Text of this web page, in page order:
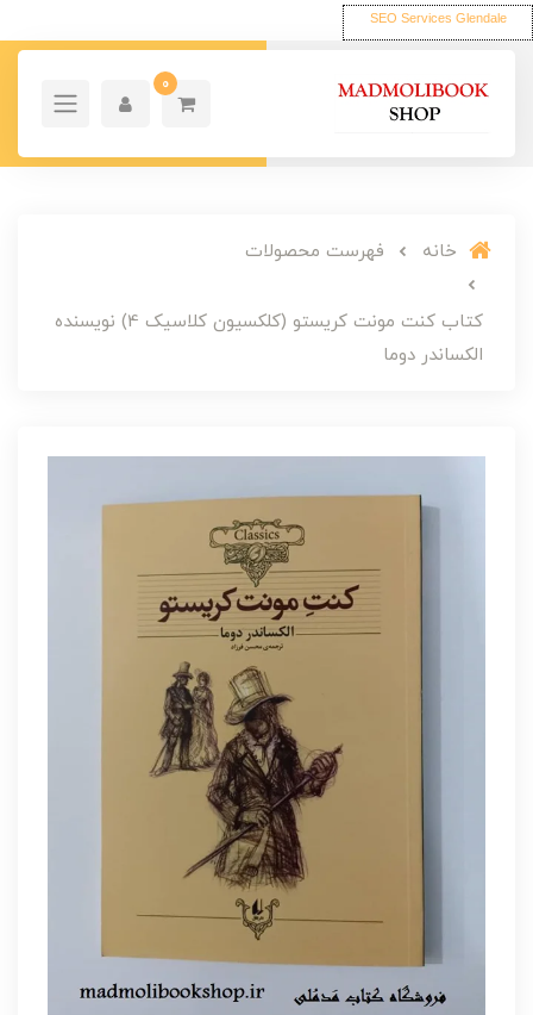
SEO Services Glendale
0
خانه فهرست محصولات
کتاب کنت مونت کریستو (کلکسیون کلاسیک 4) نویسنده
الکساندر دوما